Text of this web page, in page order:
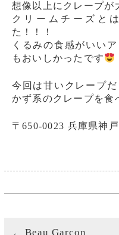
想像以上にクレープが
クリームチーズと
た！！！
くるみの食感がいい
もおいしかったです
今回は甘いクレープ
かず系のクレープを食
〒650-0023 兵庫県神
Beau Garcon